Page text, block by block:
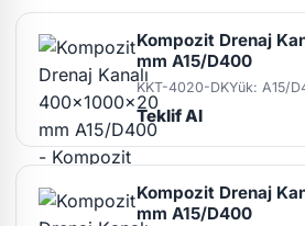
Kompozit Drenaj
mm A15/D400
KKT-4020-DKYük: A15/
Teklif Al
Kompozit Drenaj
mm A15/D400